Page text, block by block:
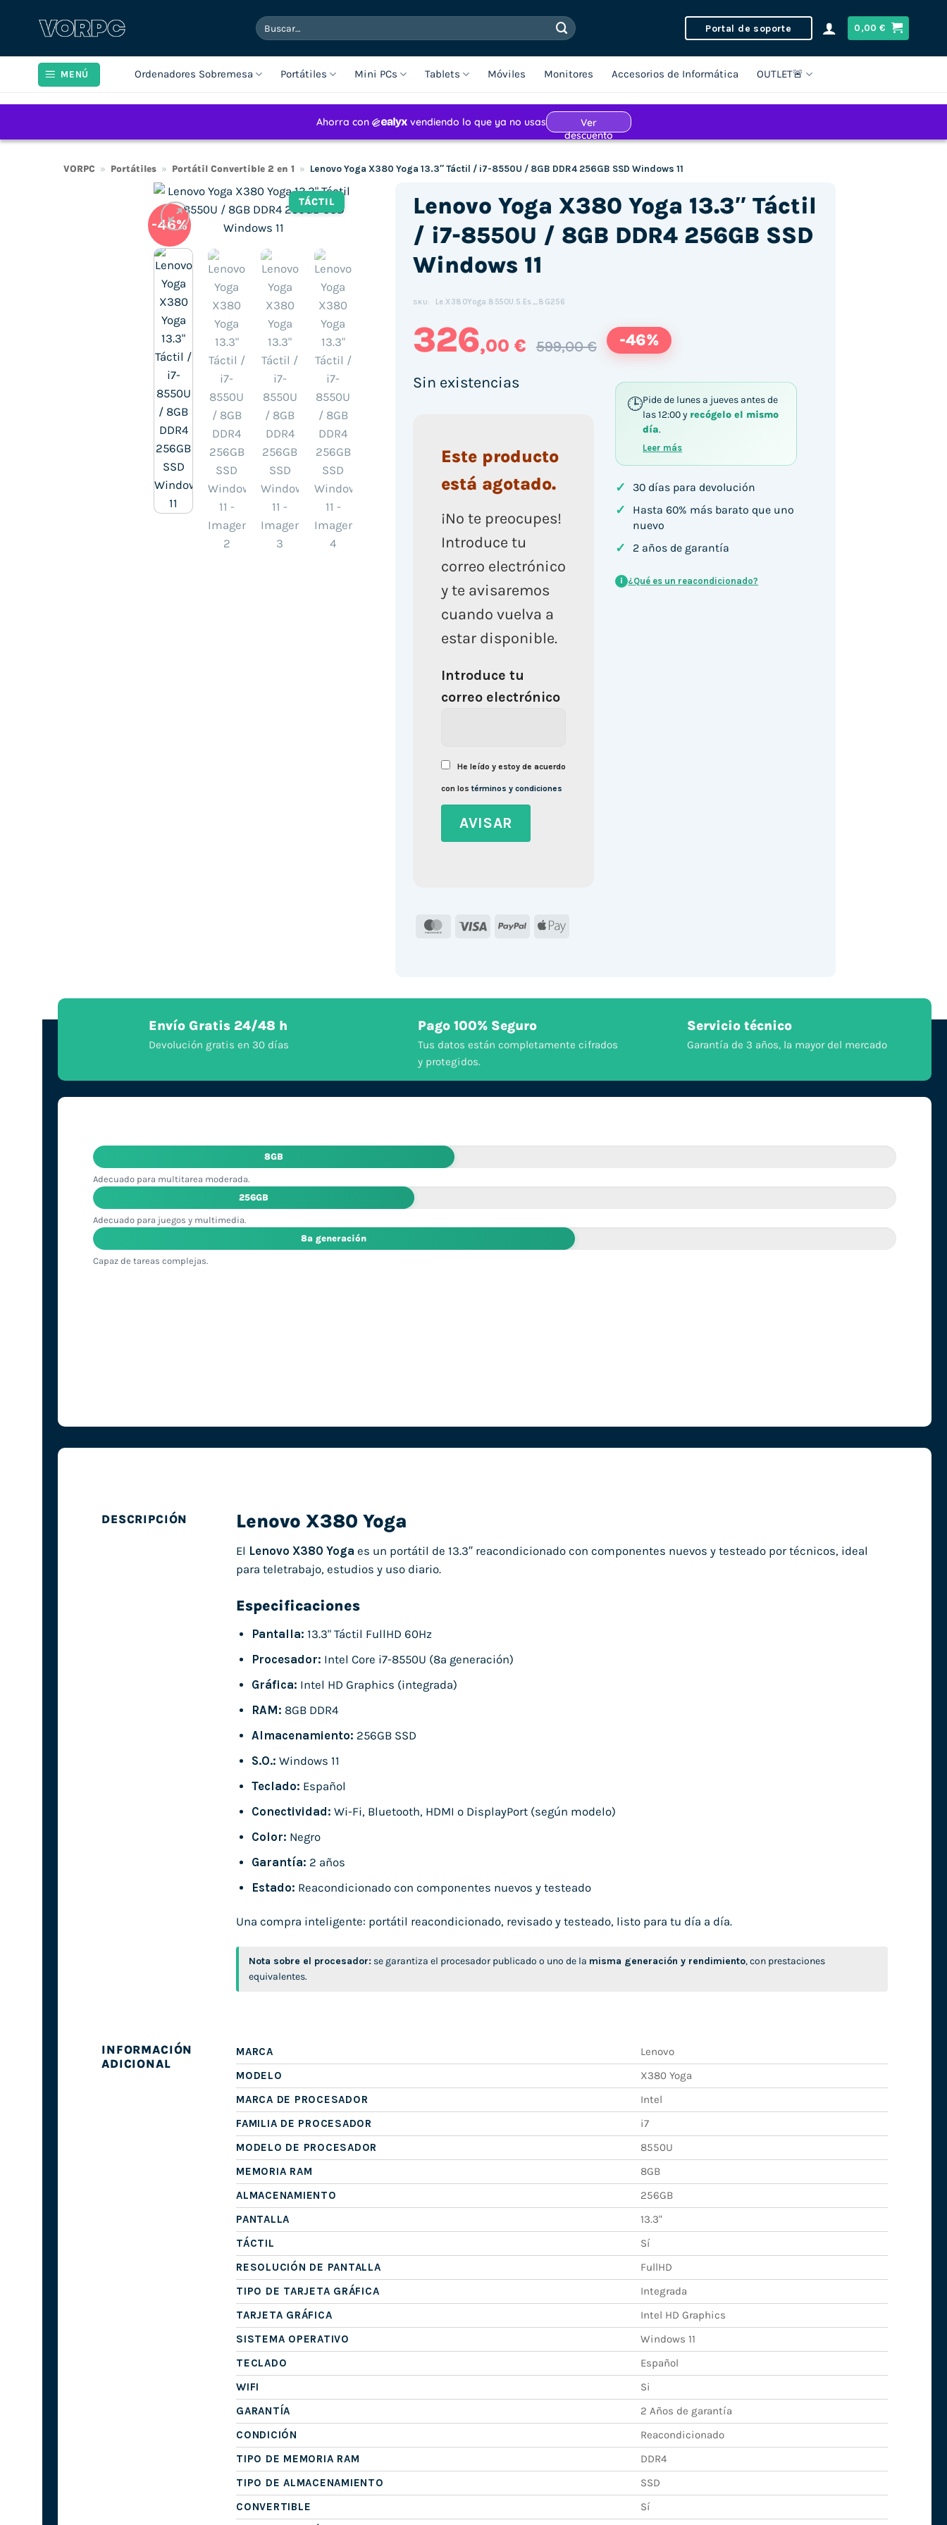
Buscar
por:
Portal de soporte 0,00€
MENÚ Ordenadores Sobremesa Portátiles Mini PCs Tablets Móviles Monitores Accesorios de Informática OUTLET🚨
VORPC » Portátiles » Portátil Convertible 2 en 1 » Lenovo Yoga X380 Yoga 13.3″ Táctil / i7-8550U / 8GB DDR4 256GB SSD Windows 11
TÁCTIL
-46%
Lenovo Yoga X380 Yoga 13.3″ Táctil
/ i7-8550U / 8GB DDR4 256GB SSD
Windows 11
SKU: Le.X380Yoga.8550U.S.Es_8G256
326,00 € 599,00 € -46%
Sin existencias
Este producto
está agotado.
¡No te preocupes!
Introduce tu
correo electrónico
y te avisaremos
cuando vuelva a
estar disponible.
Introduce tu
correo electrónico
He leído y estoy de acuerdo
con lostérminos y condiciones
MasterCard
Visa PayPal Apple
Pide de lunes a jueves antes de
las 12:00 y recógelo el mismo
día.
Leer más
✓ 30 días para devolución
✓
Hasta 60% más barato que uno
nuevo
✓ 2 años de garantía
i ¿Qué es un reacondicionado?
Envío Gratis 24/48 h
Devolución gratis en 30 días
Pago 100% Seguro
Tus datos están completamente cifrados
y protegidos.
Servicio técnico
Garantía de 3 años, la mayor del mercado
8GB
Adecuado para multitarea moderada.
256GB
Adecuado para juegos y multimedia.
8ª generación
Capaz de tareas complejas.
DESCRIPCIÓN Lenovo X380 Yoga
El Lenovo X380 Yoga es un portátil de 13.3″ reacondicionado con componentes nuevos y testeado por técnicos, ideal
para teletrabajo, estudios y uso diario.
Especificaciones
Pantalla: 13.3" Táctil FullHD 60Hz
Procesador: Intel Core i7-8550U (8ª generación)
Gráfica: Intel HD Graphics (integrada)
RAM: 8GB DDR4
Almacenamiento: 256GB SSD
S.O.: Windows 11
Teclado: Español
Conectividad: Wi-Fi, Bluetooth, HDMI o DisplayPort (según modelo)
Color: Negro
Garantía: 2 años
Estado: Reacondicionado con componentes nuevos y testeado
Una compra inteligente: portátil reacondicionado, revisado y testeado, listo para tu día a día.
Nota sobre el procesador: se garantiza el procesador publicado o uno de la misma generación y rendimiento, con prestaciones
equivalentes.
INFORMACIÓN
ADICIONAL
MARCA
Lenovo
MODELO
X380 Yoga
MARCA DE PROCESADOR
Intel
FAMILIA DE PROCESADOR
i7
MODELO DE PROCESADOR
8550U
MEMORIA RAM
8GB
ALMACENAMIENTO
256GB
PANTALLA
13.3"
TÁCTIL
Sí
RESOLUCIÓN DE PANTALLA
FullHD
TIPO DE TARJETA GRÁFICA
Integrada
TARJETA GRÁFICA
Intel HD Graphics
SISTEMA OPERATIVO
Windows 11
TECLADO
Español
WIFI
Si
GARANTÍA
2 Años de garantía
CONDICIÓN
Reacondicionado
TIPO DE MEMORIA RAM
DDR4
TIPO DE ALMACENAMIENTO
SSD
CONVERTIBLE
Sí